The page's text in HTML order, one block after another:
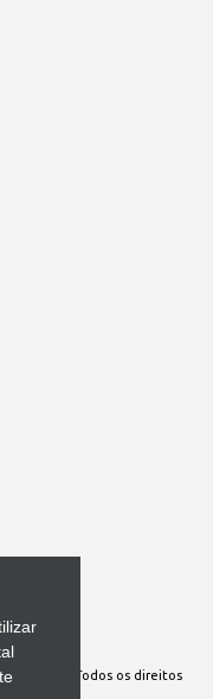
de mim. Todos os direitos